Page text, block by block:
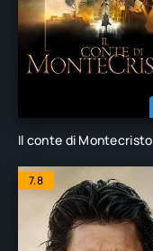
Il conte di Montecristo
7.8